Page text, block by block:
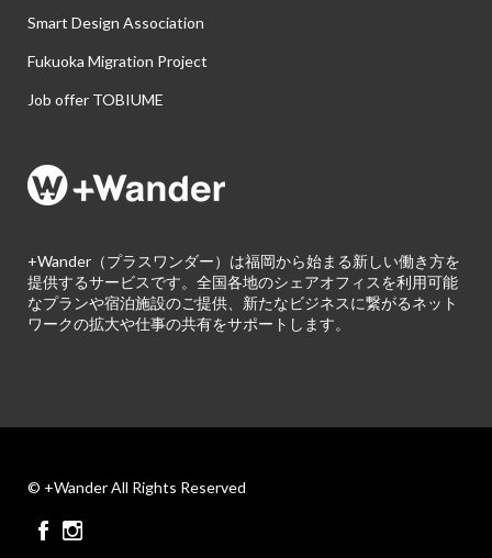
Smart Design Association
Fukuoka Migration Project
Job offer TOBIUME
+Wander（プラスワンダー）は福岡から始まる新しい働き方を
提供するサービスです。全国各地のシェアオフィスを利用可能
なプランや宿泊施設のご提供、新たなビジネスに繋がるネット
ワークの拡大や仕事の共有をサポートします。
© +Wander All Rights Reserved